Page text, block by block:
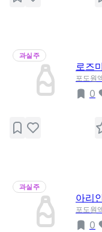
과실주
로즈
포도원
0
과실주
아리
포도원
0